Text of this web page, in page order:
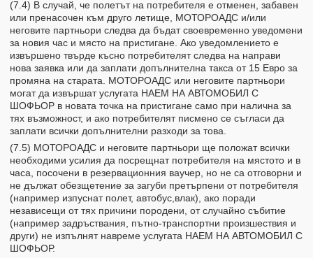
(7.4) В случай, че полетът на потребителя е отменен, забавен
или пренасочен към друго летище, МОТОРОАДС и/или
неговите партньори следва да бъдат своевременно уведомени
за новия час и място на пристигане. Ако уведомлението е
извършено твърде късно потребителят следва на направи
нова заявка или да заплати допълнителна такса от 15 Eвро за
промяна на старата. МОТОРОАДС или неговите партньори
могат да извършат услугата НАЕМ НА АВТОМОБИЛ С
ШОФЬОР в новата точка на пристигане само при налична за
тях възможност, и ако потребителят писмено се съгласи да
заплати всички допълнителни разходи за това.
(7.5) МОТОРОАДС и неговите партньори ще положат всички
необходими усилия да посрещнат потребителя на мястото и в
часа, посочени в резервационния ваучер, но не са отговорни и
не дължат обезщетение за загуби претърпени от потребителя
(например изпуснат полет, автобус,влак), ако поради
независещи от тях причини породени, от случайно събитие
(например задръствания, пътно-транспортни произшествия и
други) не изпълнят навреме услугата НАЕМ НА АВТОМОБИЛ С
ШОФЬОР.